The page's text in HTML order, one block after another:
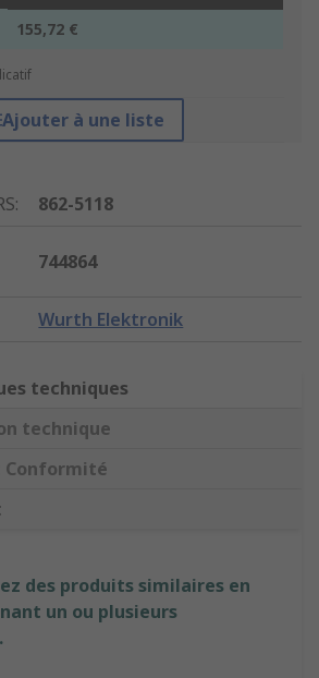
155,72 €
Ajouter à une liste
:
862-5118
744864
Wurth Elektronik
techniques
technique
Conformité
des produits similaires en
un ou plusieurs